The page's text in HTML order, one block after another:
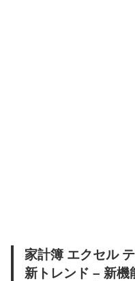
家計簿 エクセル
新トレンド – 新機